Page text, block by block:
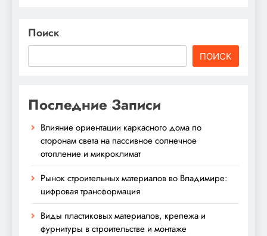
Поиск
ПОИСК
Последние Записи
Влияние ориентации каркасного дома по
сторонам света на пассивное солнечное
отопление и микроклимат
Рынок строительных материалов во Владимире:
цифровая трансформация
Виды пластиковых материалов, крепежа и
фурнитуры в строительстве и монтаже